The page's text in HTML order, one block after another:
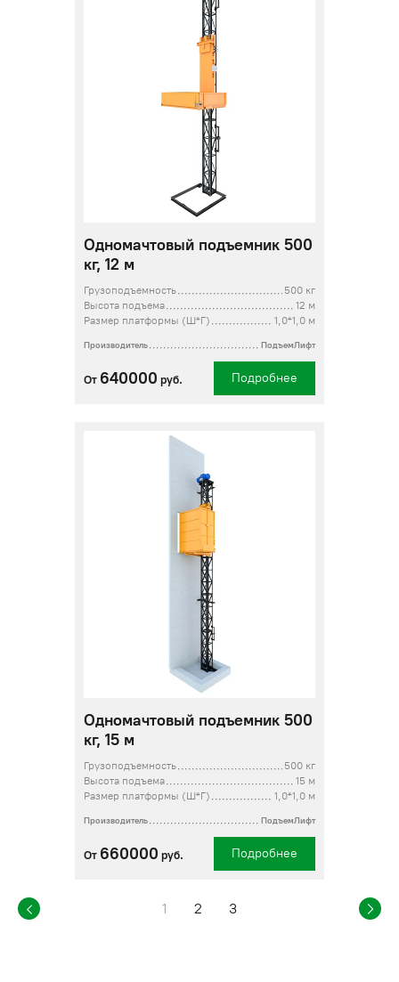
Одномачтовый подъемник 500
кг, 12 м
Грузоподъемность
500 кг
Высота подъема
12 м
Размер платформы (Ш*Г)
1,0*1,0 м
Производитель ПодъемЛифт
От 640000 руб. Подробнее
Одномачтовый подъемник 500
кг, 15 м
Грузоподъемность
500 кг
Высота подъема
15 м
Размер платформы (Ш*Г)
1,0*1,0 м
Производитель ПодъемЛифт
От 660000 руб. Подробнее
1 2 3